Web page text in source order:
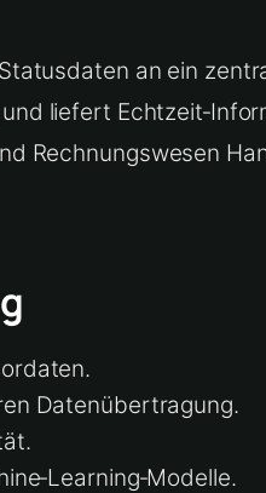
an ein
liefert
Rechnungswesen
Datenübertragung.